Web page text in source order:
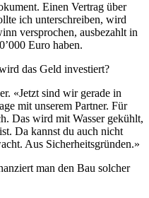
Einen Vertrag über
ich unterschreiben, wird
versprochen, ausbezahlt in
Euro haben.
das Geld investiert?
«Jetzt sind wir gerade in
mit unserem Partner. Für
Das wird mit Wasser gekühlt,
Da kannst du auch nicht
Aus Sicherheitsgründen.»
man den Bau solcher